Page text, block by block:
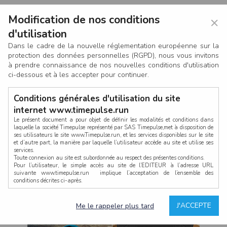
CONNEXION
×
Modification de nos conditions
d'utilisation
Dans le cadre de la nouvelle réglementation européenne sur la
protection des données personnelles (RGPD), nous vous invitons
à prendre connaissance de nos nouvelles conditions d'utilisation
ci-dessous et à les accepter pour continuer.
Conditions générales d'utilisation du site
internet www.timepulse.run
Le présent document a pour objet de définir les modalités et conditions dans
laquelle la société Timepulse représenté par SAS Timepulse,met à disposition de
ses utilisateurs le site www.Timepulse.run, et les services disponibles sur le site
et d’autre part, la manière par laquelle l’utilisateur accède au site et utilise ses
services.
Toute connexion au site est subordonnée au respect des présentes conditions.
Pour l’utilisateur, le simple accès au site de l’EDITEUR à l’adresse URL
suivante www.timepulse.run implique l’acceptation de l’ensemble des
conditions décrites ci-après.
La structure générale du site www.timepulse.run, par quelque procédé que ce
soit, sans l'autorisation préalable et par écrit de Fourcherot Mickael et/ou de ses
J'ACCEPTE
Me le rappeler plus tard